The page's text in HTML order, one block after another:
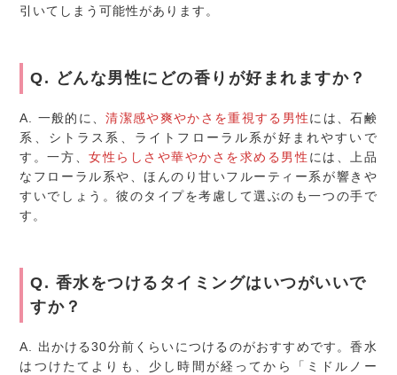
引いてしまう可能性があります。
Q. どんな男性にどの香りが好まれますか？
A. 一般的に、清潔感や爽やかさを重視する男性には、石鹸
系、シトラス系、ライトフローラル系が好まれやすいで
す。一方、女性らしさや華やかさを求める男性 には、上品
なフローラル系や、ほんのり甘いフルーティー系が響きや
すいでしょう。彼のタイプを考慮して選ぶのも一つの手で
す。
Q. 香水をつけるタイミングはいつがいいで
すか？
A.
出かける30分前くらいにつけるのがおすすめです。香水
はつけたてよりも、少し時間が経ってから「ミドルノー